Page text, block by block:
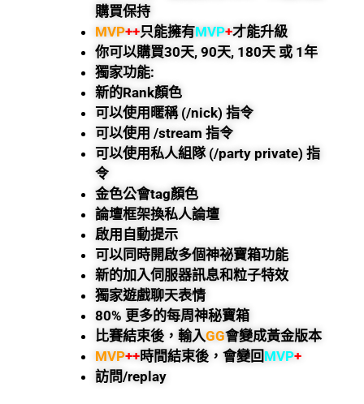
購買保持
MVP++只能擁有MVP+才能升級
你可以購買30天, 90天, 180天 或 1年
獨家功能:
新的Rank顏色
可以使用暱稱 (/nick) 指令
可以使用 /stream 指令
可以使用私人組隊 (/party private) 指
令
金色公會tag顏色
論壇框架換私人論壇
啟用自動提示
可以同時開啟多個神祕寶箱功能
新的加入伺服器訊息和粒子特效
獨家遊戲聊天表情
80% 更多的每周神秘寶箱
比賽結束後，輸入GG會變成黃金版本
MVP++時間結束後，會變回MVP+
訪問/replay